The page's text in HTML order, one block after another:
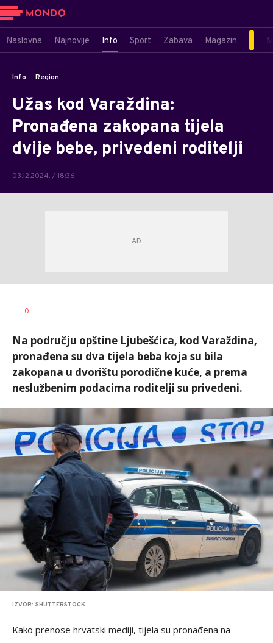
Naslovna Najnovije Info Sport Zabava Magazin
Info Region
Užas kod Varaždina:
Pronađena zakopana tijela
dvije bebe, privedeni roditelji
03.12.2024. / 18:36
AUTOR
0
Na području opštine Ljubešćica, kod Varaždina,
pronađena su dva tijela beba koja su bila
zakopana u dvorištu porodične kuće, a prema
neslužbenim podacima roditelji su privedeni.
IZVOR: SHUTTERSTOCK
Kako prenose hrvatski mediji, tijela su pronađena na